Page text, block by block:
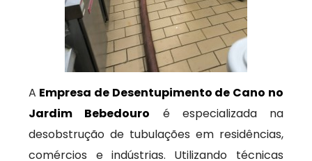
A Empresa de Desentupimento de Cano no
Jardim Bebedouro é especializada na
desobstrução de tubulações em residências,
comércios e indústrias. Utilizando técnicas